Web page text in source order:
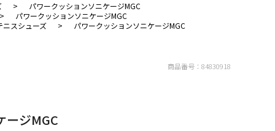
>
パワークッションソニケージMGC
>
パワークッションソニケージMGC
ニスシューズ > パワークッションソニケージMGC
ージMGC
商品番号： 84830918